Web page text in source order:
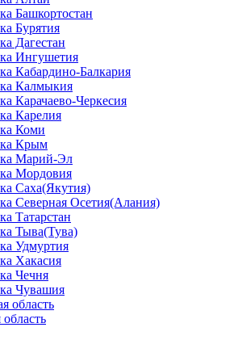
Башкортостан
Бурятия
Дагестан
Ингушетия
Кабардино-Балкария
Калмыкия
Карачаево-Черкеcия
Карелия
Коми
Крым
Марий-Эл
Мордовия
Саха(Якутия)
Северная Осетия(Алания)
Татарстан
Тыва(Тува)
Удмуртия
Хакасия
Чечня
Чувашия
область
область